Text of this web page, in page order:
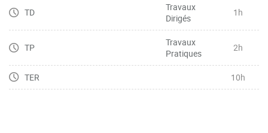
TD
Travaux
Dirigés
1h
TP
Travaux
Pratiques
2h
TER 10h